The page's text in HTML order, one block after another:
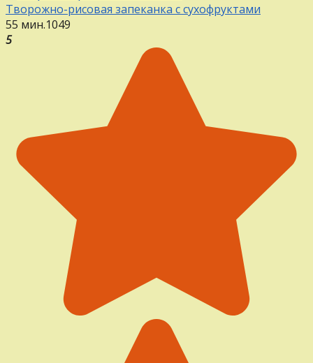
Творожно-рисовая запеканка с сухофруктами
55 мин.1049
5